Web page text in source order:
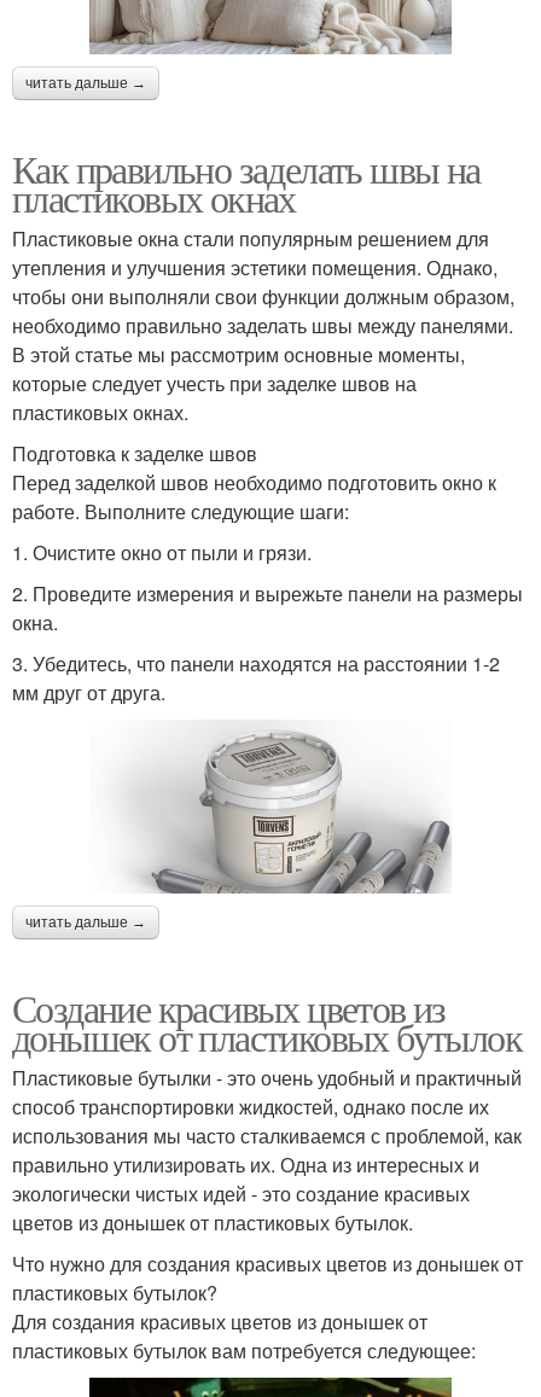
читать дальше →
Как правильно заделать швы на
пластиковых окнах
Пластиковые окна стали популярным решением для
утепления и улучшения эстетики помещения. Однако,
чтобы они выполняли свои функции должным образом,
необходимо правильно заделать швы между панелями.
В этой статье мы рассмотрим основные моменты,
которые следует учесть при заделке швов на
пластиковых окнах.
Подготовка к заделке швов
Перед заделкой швов необходимо подготовить окно к
работе. Выполните следующие шаги:
1. Очистите окно от пыли и грязи.
2. Проведите измерения и вырежьте панели на размеры
окна.
3. Убедитесь, что панели находятся на расстоянии 1-2
мм друг от друга.
читать дальше →
Создание красивых цветов из
донышек от пластиковых бутылок
Пластиковые бутылки - это очень удобный и практичный
способ транспортировки жидкостей, однако после их
использования мы часто сталкиваемся с проблемой, как
правильно утилизировать их. Одна из интересных и
экологически чистых идей - это создание красивых
цветов из донышек от пластиковых бутылок.
Что нужно для создания красивых цветов из донышек от
пластиковых бутылок?
Для создания красивых цветов из донышек от
пластиковых бутылок вам потребуется следующее: